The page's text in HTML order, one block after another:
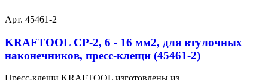
Арт. 45461-2
KRAFTOOL CP-2, 6 - 16 мм2, для втулочных
наконечников, пресс-клещи (45461-2)